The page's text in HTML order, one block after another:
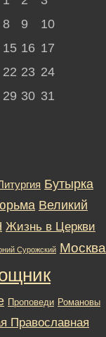
8 9
10
15 16 17
22 23 24
29 30 31
Бутырка
Великий
Жизнь в Церкви
Сурожский Москва
Проповеди Романовы
Православная